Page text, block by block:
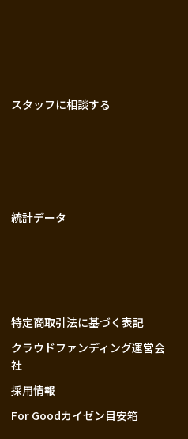
大分
スタッフに相談する
統計データ
特定商取引法に基づく表記
クラウドファンディング運営会
社
採用情報
For Goodカイゼン目安箱